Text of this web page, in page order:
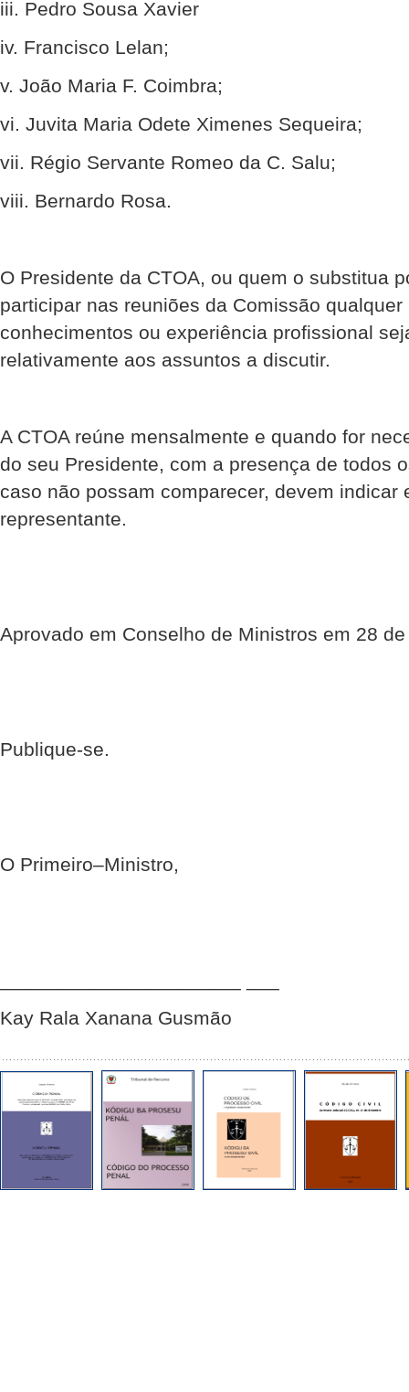
iii. Pedro Sousa Xavier
iv. Francisco Lelan;
v. João Maria F. Coimbra;
vi. Juvita Maria Odete Ximenes Sequeira;
vii. Régio Servante Romeo da C. Salu;
viii. Bernardo Rosa.
O Presidente da CTOA, ou quem o substitua
participar nas reuniões da Comissão
conhecimentos ou experiência profissional
relativamente aos assuntos a discutir.
A CTOA reúne mensalmente e quando for
do seu Presidente, com a presença de todos
caso não possam comparecer, devem indicar
representante.
Aprovado em Conselho de Ministros em 28
Publique-se.
O Primeiro–Ministro,
Kay Rala Xanana Gusmão